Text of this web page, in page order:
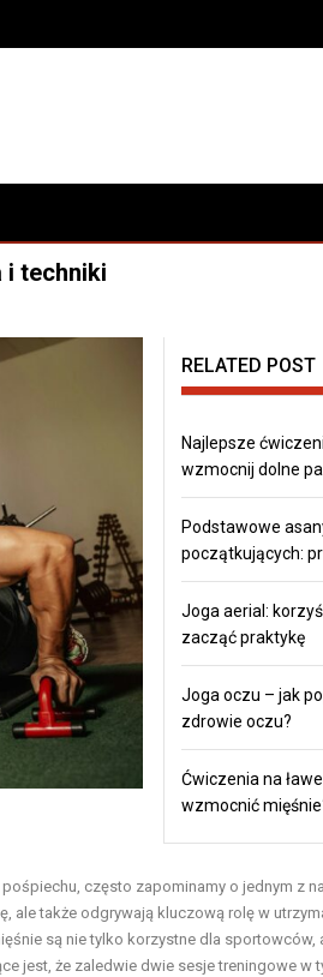
wybrać do bezpiecznego
i techniki
RELATED POST
Najlepsze
wzmocnij dolne
Podstawowe
początkujących:
Joga aerial:
zacząć praktykę
Joga oczu – jak
zdrowie oczu?
Ćwiczenia na
wzmocnić
często zapominamy o jednym z
ale także odgrywają kluczową rolę w
są nie tylko korzystne dla sportowców,
jest, że zaledwie dwie sesje treningowe w